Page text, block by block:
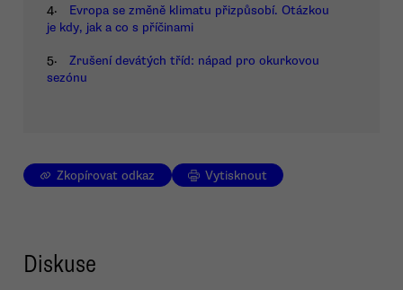
4.
Evropa se změně klimatu přizpůsobí. Otázkou
je kdy, jak a co s příčinami
5.
Zrušení devátých tříd: nápad pro okurkovou
sezónu
Zkopírovat odkaz Vytisknout
Diskuse